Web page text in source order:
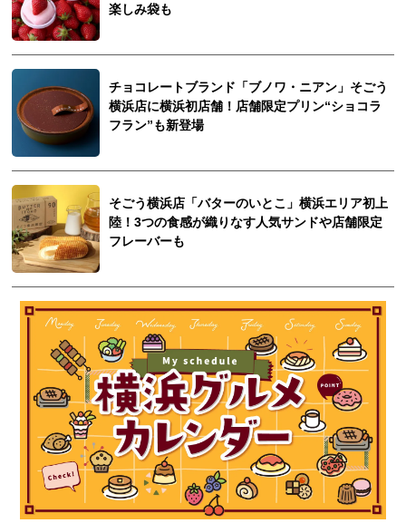
楽しみ袋も
チョコレートブランド「ブノワ・ニアン」そごう
横浜店に横浜初店舗！店舗限定プリン“ショコラ
フラン”も新登場
そごう横浜店「バターのいとこ」横浜エリア初上
陸！3つの食感が織りなす人気サンドや店舗限定
フレーバーも